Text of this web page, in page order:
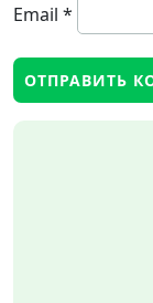
Email *